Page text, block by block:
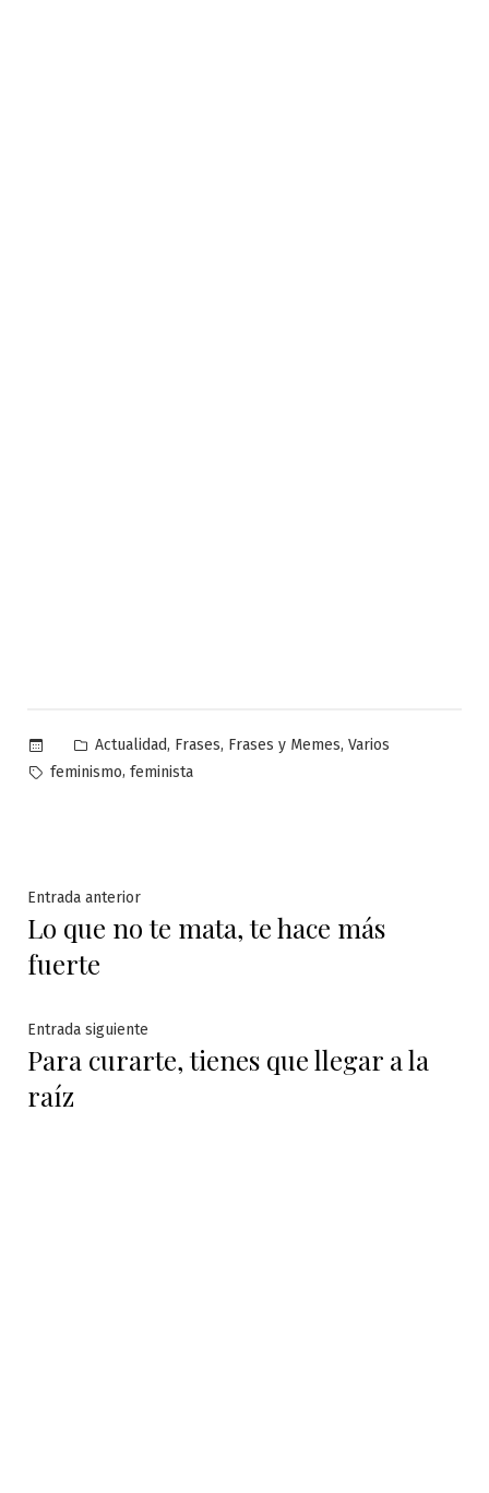
Publicado
en
Actualidad, Frases, Frases y Memes, Varios
Etiquetas:
feminismo, feminista
Navegación
de
Entrada anteriorEntrada
anterior:
Lo que no te mata, te hace más
fuerte
Entrada siguiente
siguiente:
Para curarte, tienes que llegar a la
raíz